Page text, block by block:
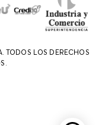
TODOS LOS DERECHOS